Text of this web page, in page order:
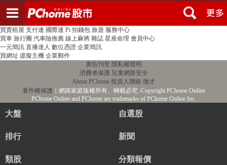
PChome首頁 線上購物 24h購物 書店
買賣租屋 支付連 國際連 Pi 拍錢包 旅遊 服務中心
買車 旅行團 汽車險推薦 線上麻將 雜誌 星座命理 會員中心
一元簡訊 直播達人 數位憑證 企業簡訊
買網址 虛擬主機 企業郵件
廣告刊登 隱私權聲明
消費者保護 兒童網路安全
About PChome 投資人聯絡 徵才
著作權保護 ｜網路家庭版權所有、轉載必究‧Copyright PChome Online
PChome Online and PChome are trademarks of PChome Online Inc.
大盤 自選股
排行 新聞
類股 分類報價